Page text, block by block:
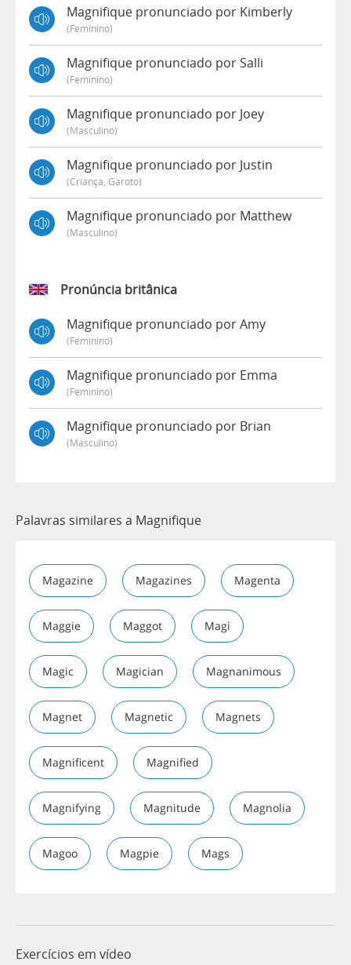
Magnifique pronunciado por Kimberly
(feminino)
Magnifique pronunciado por Salli
(feminino)
Magnifique pronunciado por Joey
(masculino)
Magnifique pronunciado por Justin
(criança, Garoto)
Magnifique pronunciado por Matthew
(masculino)
Pronúncia britânica
Magnifique pronunciado por Amy
(feminino)
Magnifique pronunciado por Emma
(feminino)
Magnifique pronunciado por Brian
(masculino)
Palavras similares a Magnifique
Magazine Magazines Magenta
Maggie Maggot Magi
Magic Magician Magnanimous
Magnet Magnetic Magnets
Magnificent Magnified
Magnifying Magnitude Magnolia
Magoo Magpie Mags
Exercícios em vídeo